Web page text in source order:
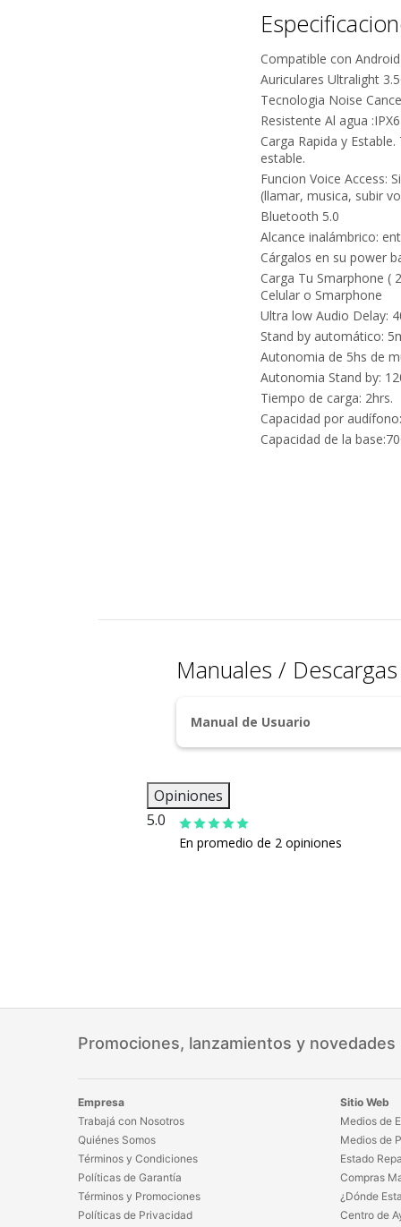
Compatible con Android
Auriculares Ultralight
Tecnologia Noise
Resistente Al agua :IPX6
Carga Rapida y
estable.
Funcion Voice Access:
(llamar, musica, subir
Bluetooth 5.0
Alcance inalámbrico:
Cárgalos en su power
Carga Tu Smarphone (
Celular o Smarphone
Ultra low Audio Delay:
Stand by automático:
Autonomia de 5hs de
Autonomia Stand by:
Tiempo de carga: 2hrs.
Capacidad por
Capacidad de la
Manuales / Descargas
Manual de Usuario
Opiniones
5.0
En promedio de 2 opiniones
Promociones, lanzamientos y novedades
Empresa
Trabajá con Nosotros
Quiénes Somos
Términos y Condiciones
Políticas de Garantía
Términos y Promociones
Políticas de Privacidad
Sitio Web
Medios de
Medios de
Estado
Compras
¿Dónde
Centro de